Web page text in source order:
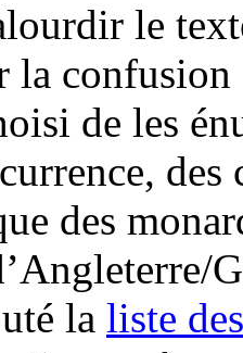
le
la
de les
des
la liste